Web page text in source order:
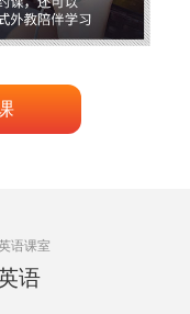
语课室
语